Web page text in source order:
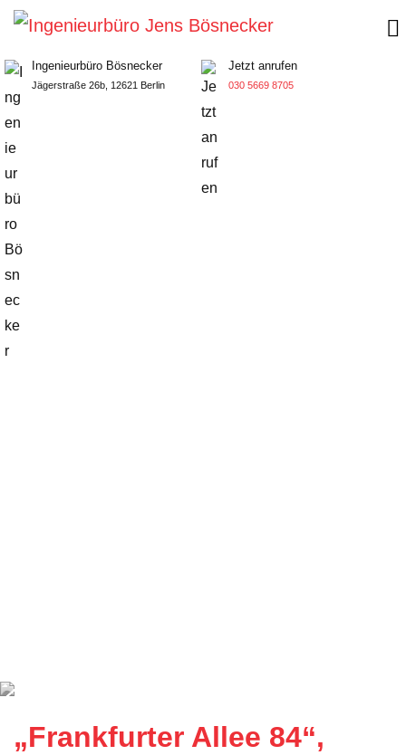
Ingenieurbüro Bösnecker
Jägerstraße 26b, 12621 Berlin
Jetzt anrufen
030 5669 8705
„Frankfurter Allee 84“,